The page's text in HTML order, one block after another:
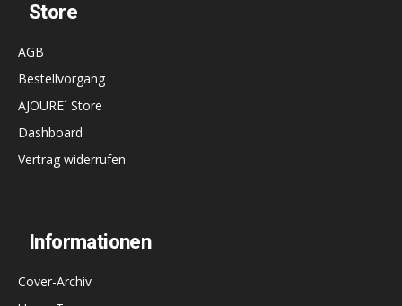
Store
AGB
Bestellvorgang
AJOURE´ Store
Dashboard
Vertrag widerrufen
Informationen
Cover-Archiv